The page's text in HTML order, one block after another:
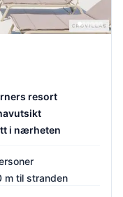
resort
i nærheten
m til stranden